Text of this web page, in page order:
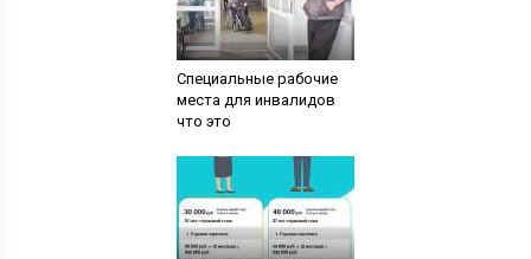
Специальные рабочие
места для инвалидов
что это